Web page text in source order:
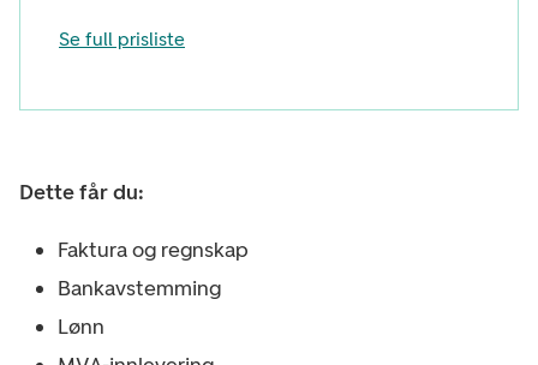
Se full prisliste
Dette får du:
Faktura og regnskap
Bankavstemming
Lønn